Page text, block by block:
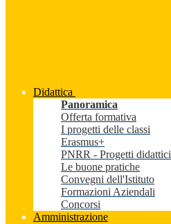
Didattica
Panoramica
Offerta formativa
I progetti delle classi
Erasmus+
PNRR - Progetti didattici
Le buone pratiche
Convegni dell'Istituto
Formazioni Aziendali
Concorsi
Amministrazione